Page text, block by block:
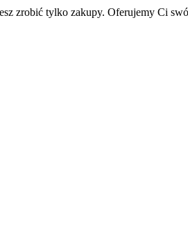
zrobić tylko zakupy. Oferujemy Ci